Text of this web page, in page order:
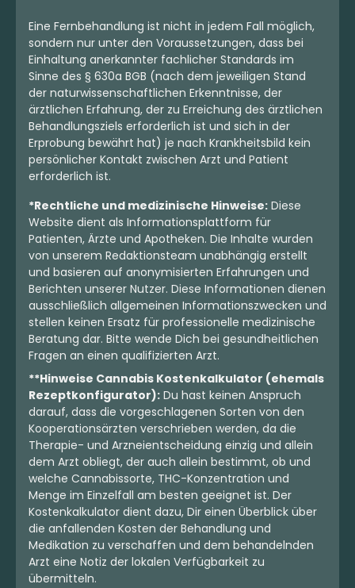
Eine Fernbehandlung ist nicht in jedem Fall möglich,
sondern nur unter den Voraussetzungen, dass bei
Einhaltung anerkannter fachlicher Standards im
Sinne des § 630a BGB (nach dem jeweiligen Stand
der naturwissenschaftlichen Erkenntnisse, der
ärztlichen Erfahrung, der zu Erreichung des ärztlichen
Behandlungsziels erforderlich ist und sich in der
Erprobung bewährt hat) je nach Krankheitsbild kein
persönlicher Kontakt zwischen Arzt und Patient
erforderlich ist.
*Rechtliche und medizinische Hinweise: Diese
Website dient als Informationsplattform für
Patienten, Ärzte und Apotheken. Die Inhalte wurden
von unserem Redaktionsteam unabhängig erstellt
und basieren auf anonymisierten Erfahrungen und
Berichten unserer Nutzer. Diese Informationen dienen
ausschließlich allgemeinen Informationszwecken und
stellen keinen Ersatz für professionelle medizinische
Beratung dar. Bitte wende Dich bei gesundheitlichen
Fragen an einen qualifizierten Arzt.
**Hinweise Cannabis Kostenkalkulator (ehemals
Rezeptkonfigurator): Du hast keinen Anspruch
darauf, dass die vorgeschlagenen Sorten von den
Kooperationsärzten verschrieben werden, da die
Therapie- und Arzneientscheidung einzig und allein
dem Arzt obliegt, der auch allein bestimmt, ob und
welche Cannabissorte, THC-Konzentration und
Menge im Einzelfall am besten geeignet ist. Der
Kostenkalkulator dient dazu, Dir einen Überblick über
die anfallenden Kosten der Behandlung und
Medikation zu verschaffen und dem behandelnden
Arzt eine Notiz der lokalen Verfügbarkeit zu
übermitteln.